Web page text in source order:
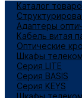
Каталог
Адаптеры
Кабель витая
Оптические
Шкафы
Cерия LITE
Cерия BASIS
Cерия KEYS
Шкафы